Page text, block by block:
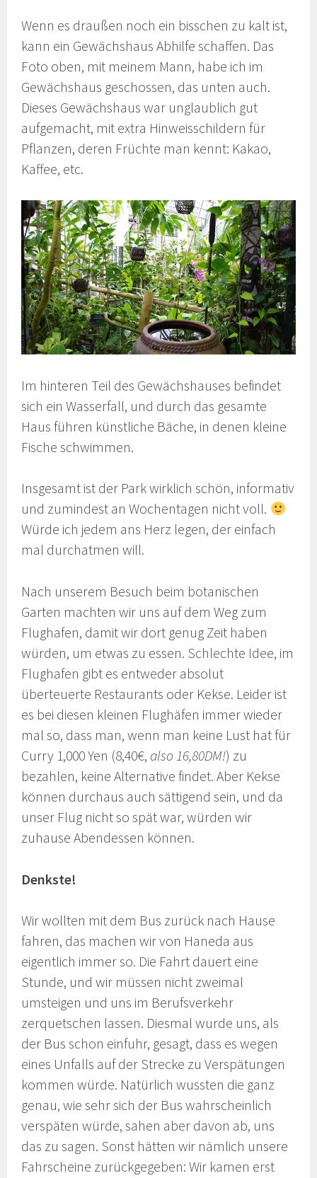
Wenn es draußen noch ein bisschen zu kalt ist,
kann ein Gewächshaus Abhilfe schaffen. Das
Foto oben, mit meinem Mann, habe ich im
Gewächshaus geschossen, das unten auch.
Dieses Gewächshaus war unglaublich gut
aufgemacht, mit extra Hinweisschildern für
Pflanzen, deren Früchte man kennt: Kakao,
Kaffee, etc.
Im hinteren Teil des Gewächshauses befindet
sich ein Wasserfall, und durch das gesamte
Haus führen künstliche Bäche, in denen kleine
Fische schwimmen.
Insgesamt ist der Park wirklich schön, informativ
und zumindest an Wochentagen nicht voll.
Würde ich jedem ans Herz legen, der einfach
mal durchatmen will.
Nach unserem Besuch beim botanischen
Garten machten wir uns auf dem Weg zum
Flughafen, damit wir dort genug Zeit haben
würden, um etwas zu essen. Schlechte Idee, im
Flughafen gibt es entweder absolut
überteuerte Restaurants oder Kekse. Leider ist
es bei diesen kleinen Flughäfen immer wieder
mal so, dass man, wenn man keine Lust hat für
Curry 1,000 Yen (8,40€, also 16,80DM!) zu
bezahlen, keine Alternative findet. Aber Kekse
können durchaus auch sättigend sein, und da
unser Flug nicht so spät war, würden wir
zuhause Abendessen können.
Denkste!
Wir wollten mit dem Bus zurück nach Hause
fahren, das machen wir von Haneda aus
eigentlich immer so. Die Fahrt dauert eine
Stunde, und wir müssen nicht zweimal
umsteigen und uns im Berufsverkehr
zerquetschen lassen. Diesmal wurde uns, als
der Bus schon einfuhr, gesagt, dass es wegen
eines Unfalls auf der Strecke zu Verspätungen
kommen würde. Natürlich wussten die ganz
genau, wie sehr sich der Bus wahrscheinlich
verspäten würde, sahen aber davon ab, uns
das zu sagen. Sonst hätten wir nämlich unsere
Fahrscheine zurückgegeben: Wir kamen erst